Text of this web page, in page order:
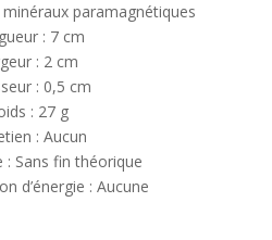
paramagnétiques
: 7 cm
: 2 cm
: 0,5 cm
: 27 g
: Aucun
: Sans fin théorique
d’énergie : Aucune